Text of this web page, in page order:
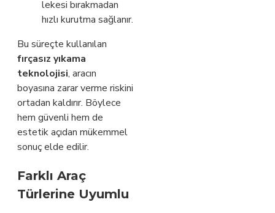
lekesi bırakmadan
hızlı kurutma sağlanır.
Bu süreçte kullanılan
fırçasız yıkama
teknolojisi, aracın
boyasına zarar verme riskini
ortadan kaldırır. Böylece
hem güvenli hem de
estetik açıdan mükemmel
sonuç elde edilir.
Farklı Araç
Türlerine Uyumlu